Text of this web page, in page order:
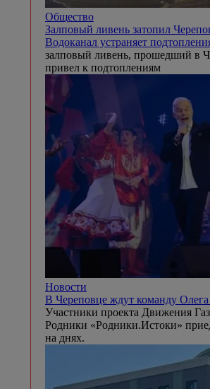
Общество
Залповый ливень затопил
Водоканал устраняет
залповый ливень, прошедший в
привел к подтоплениям
Новости
В Череповце ждут команду Олега
Участники проекта Движения
Родники «Родники.Истоки»
на днях.